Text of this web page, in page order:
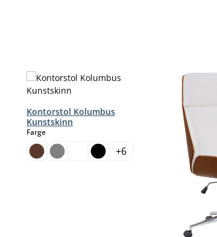
Kontorstol Kolumbus
Kunstskinn
Fargeselect
+6